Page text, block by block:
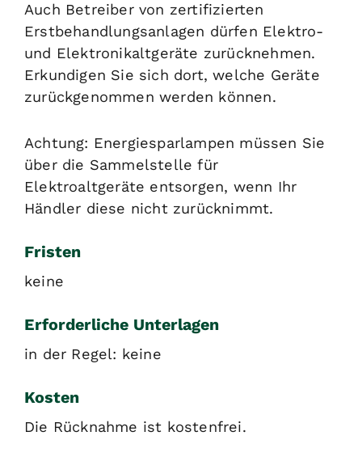
Auch Betreiber von zertifizierten
Erstbehandlungsanlagen dürfen Elektro-
und Elektronikaltgeräte zurücknehmen.
Erkundigen Sie sich dort, welche Geräte
zurückgenommen werden können.
Achtung: Energiesparlampen müssen Sie
über die Sammelstelle für
Elektroaltgeräte entsorgen, wenn Ihr
Händler diese nicht zurücknimmt.
Fristen
keine
Erforderliche Unterlagen
in der Regel: keine
Kosten
Die Rücknahme ist kostenfrei.